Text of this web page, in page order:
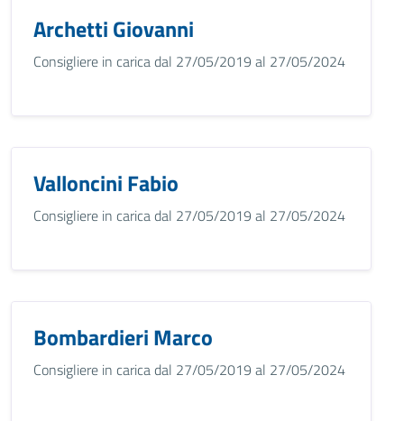
Archetti Giovanni
Consigliere in carica dal 27/05/2019 al 27/05/2024
Valloncini Fabio
Consigliere in carica dal 27/05/2019 al 27/05/2024
Bombardieri Marco
Consigliere in carica dal 27/05/2019 al 27/05/2024